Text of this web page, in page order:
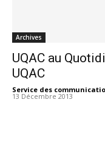
Archives
UQAC au
UQAC
Service des
13 Décembre 2013